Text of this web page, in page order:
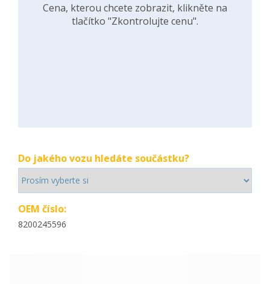
Cena, kterou chcete zobrazit, klikněte na
tlačítko "Zkontrolujte cenu".
Do jakého vozu hledáte součástku?
OEM číslo:
8200245596